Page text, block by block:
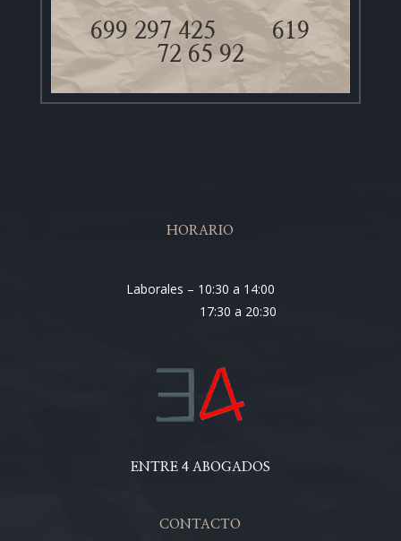
699 297 425619
72 65 92
HORARIO
Laborales – 10:30 a 14:00
17:30 a 20:30
ENTRE 4 ABOGADOS
CONTACTO